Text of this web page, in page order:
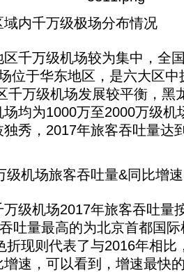
内千万级极场分布情况
万级机场较为集中，全
位于华东地区，是六大区
千万级机场发展较平衡，黑
均为1000万至2000万级机
秀，2017年旅客吞吐量达
机场旅客吞吐量&同比增速
机场2017年旅客吞吐量
吐量最高的为北京首都国
折现则代表了与2016年相比
速，可以看到，增速最快